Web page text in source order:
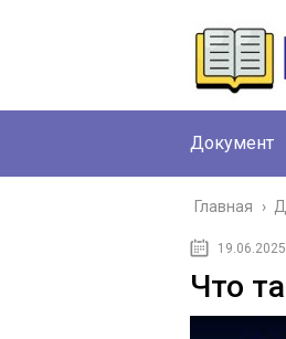
Документ
Главная ›
19.06.2025
Что